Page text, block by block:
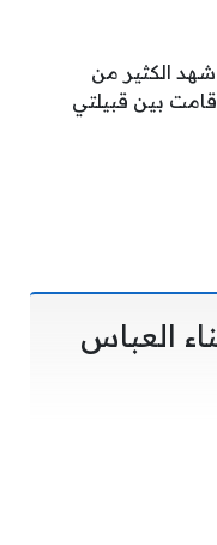
الكثير من
بين قبيلتي
العباس